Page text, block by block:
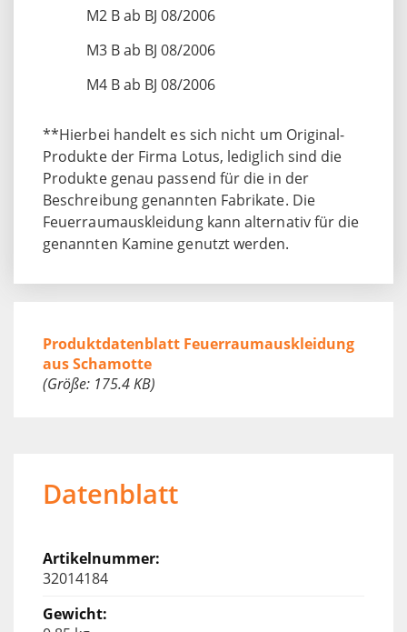
M2 B ab BJ 08/2006
M3 B ab BJ 08/2006
M4 B ab BJ 08/2006
**Hierbei handelt es sich nicht um Original-
Produkte der Firma Lotus, lediglich sind die
Produkte genau passend für die in der
Beschreibung genannten Fabrikate. Die
Feuerraumauskleidung kann alternativ für die
genannten Kamine genutzt werden.
Produktdatenblatt Feuerraumauskleidung
aus Schamotte
(Größe: 175.4 KB)
Datenblatt
32014184